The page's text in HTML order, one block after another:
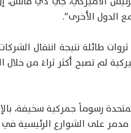
الدول الأخرى”.
طائلة نتيجة انتقال
لم تصبح أكثر ثراءً من خلال
رسوماً جمركية سخيفة،
مدمر على الشوارع الرئيسية في